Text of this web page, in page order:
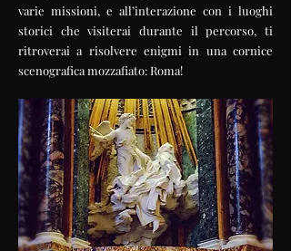
varie missioni, e all’interazione con i luoghi
storici che visiterai durante il percorso, ti
ritroverai a risolvere enigmi in una cornice
scenografica mozzafiato: Roma!